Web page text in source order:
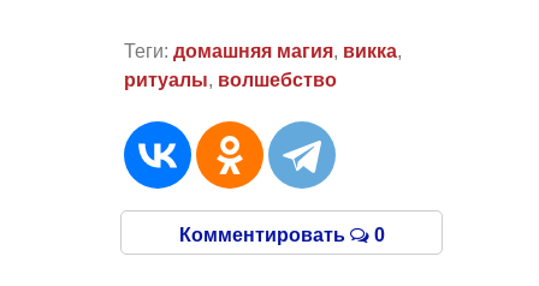
Теги: домашняя магия, викка,
ритуалы, волшебство
Комментировать 0